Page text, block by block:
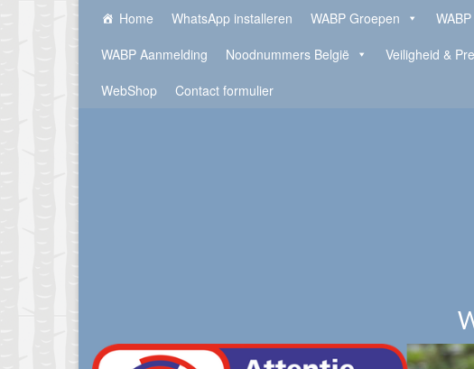
Home WhatsApp installeren WABP Groepen
WABP Aanmelding
Noodnummers België
Veiligheid &
WebShop
Contact formulier